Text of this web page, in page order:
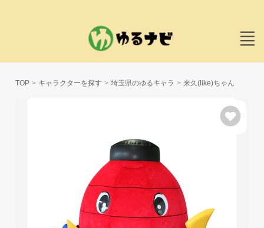
TOP キャラクターを探す 埼玉県のゆるキャラ 来久(like)ちゃん